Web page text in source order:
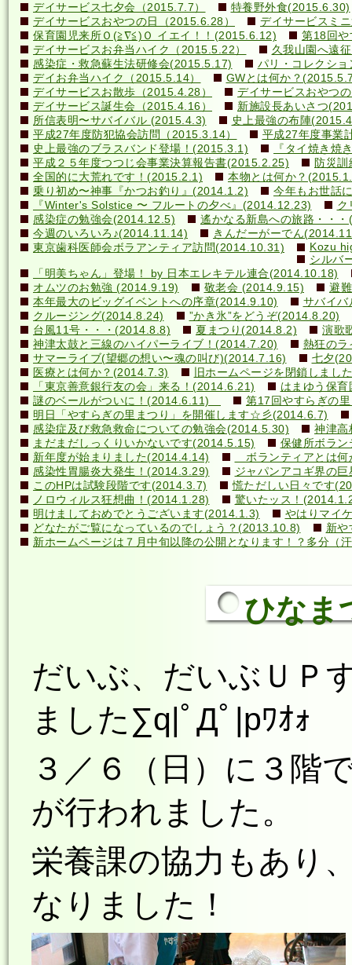
デイサービス七夕会（2015.7.7）
特養野外食(2015.6.30)
デイサービスおやつの日（2015.6.28）
デイサービスミ
保育園児来所Ｏ(≧∇≦)Ｏ イエイ！！(2015.6.12)
第18回
デイサービスお弁当ハイク（2015.5.22）
久我山園へ遠
感染症・救急蘇生法研修会(2015.5.17)
パリ・コレクシ
デイお弁当ハイク（2015.5.14）
GWとは何か？
デイサービスお散歩（2015.4.28）
デイサービスおやつ
デイサービス誕生会（2015.4.16）
新施設長あいさつ
所信表明〜サバイバル (2015.4.3)
史上最強の布陣
平成27年度防犯協会訪問（2015.3.14）
平成27年度事業
史上最強のブラスバンド登場！(2015.3.1)
『タイ焼き焼
平成２５年度つつじ会事業決算報告書(2015.2.25)
防災
全国的に大荒れです！(2015.2.1)
本物とは何か？
乗り初め〜神事『かつお釣り』(2014.1.2)
今年もお世話
『Winter's Solstice 〜 フルートの夕べ』(2014.12.23)
ク
感染症の勉強会(2014.12.5)
遙かなる新島への旅路・・
今週のいろいろ♪(2014.11.14)
きんだーがーでん
東京歯科医師会ボラアンティア訪問(2014.10.31)
Kozu
シルバ
「明美ちゃん」登場！ by 日本エレキテル連合(2014.10.18)
オムツのお勉強 (2014.9.19)
敬老会 (2014.9.15)
避
本年最大のビッグイベントへの序章(2014.9.10)
サバイ
クルージング(2014.8.24)
”かき氷”をどうぞ(2014.8.20)
台風11号・・・(2014.8.8)
夏まつり(2014.8.2)
演歌
神津太鼓と三線のハイパーライブ！(2014.7.20)
熱狂の
サマーライブ(望郷の想い〜魂の叫び)(2014.7.16)
七夕
医療とは何か？(2014.7.3)
旧ホームページを閉鎖しまし
「東京善意銀行友の会」来る！(2014.6.21)
はまゆう保
謎のベールがついに！(2014.6.11)
第17回やすらぎの
明日「やすらぎの里まつり」を開催します☆彡(2014.6.7)
感染症及び救急救命についての勉強会(2014.5.30)
神津高
まだまだしっくりいかないです(2014.5.15)
保健所ボラ
新年度が始まりました(2014.4.14)
ボランティアとは
感染性胃腸炎大発生！(2014.3.29)
ジャパンアコギ界の
このHPは試験段階です(2014.3.7)
慌ただしい日々です
ノロウィルス狂想曲！(2014.1.28)
驚いたッス！
明けましておめでとうございます(2014.1.3)
やはりマイ
どなたがご覧になっているのでしょう？(2013.10.8)
新や
新ホームページは７月中旬以降の公開となります！？多分
ひなま
だいぶ、だいぶＵＰ
ました∑q|ﾟДﾟ|pﾜｵｫ
３／６（日）に３階
が行われました。
栄養課の協力もあり
なりました！